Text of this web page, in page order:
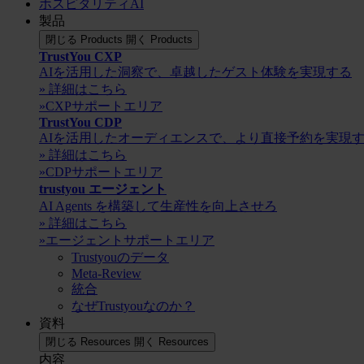
ホスピタリティAI
製品
閉じる Products 開く Products
TrustYou CXP
AIを活用した洞察で、卓越したゲスト体験を実現する
» 詳細はこちら
»CXPサポートエリア
TrustYou CDP
AIを活用したオーディエンスで、より直接予約を実現
» 詳細はこちら
»CDPサポートエリア
trustyou エージェント
AI Agents を構築して生産性を向上させろ
» 詳細はこちら
»エージェントサポートエリア
Trustyouのデータ
Meta-Review
統合
なぜTrustyouなのか？
資料
閉じる Resources 開く Resources
内容